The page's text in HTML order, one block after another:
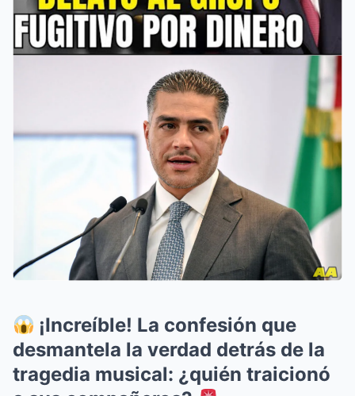
¡Increíble! La confesión que
desmantela la verdad detrás de la
tragedia musical: ¿quién traicionó